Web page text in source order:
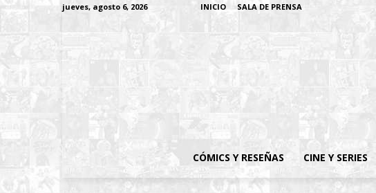
jueves, agosto 6, 2026 INICIO SALA DE PRENSA
CÓMICS Y RESEÑAS CINE Y SERIES